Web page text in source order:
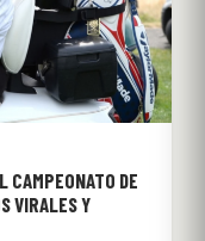
CAMPEONATO DE
VIRALES Y